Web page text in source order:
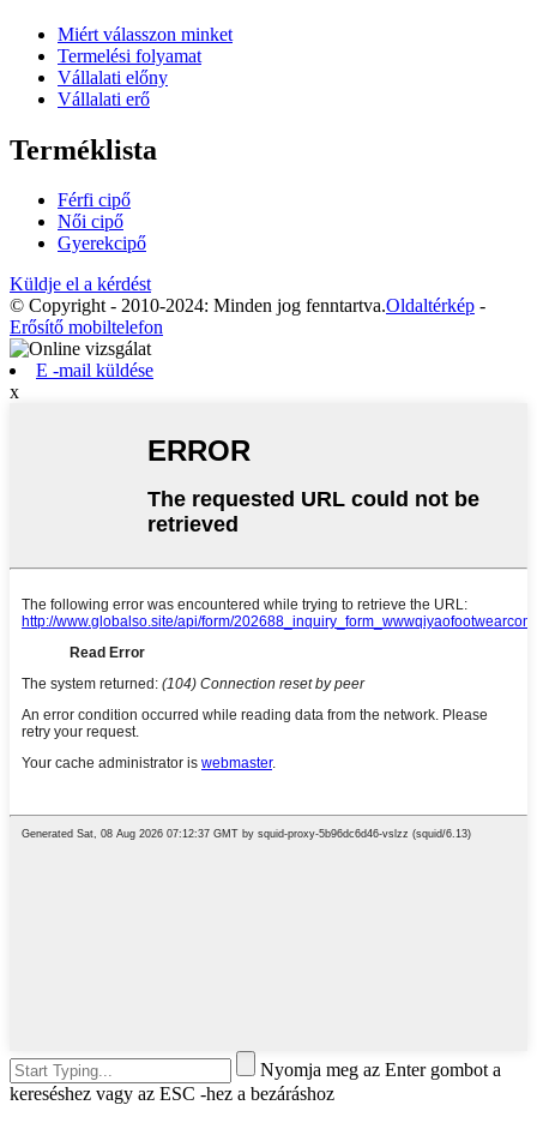
Miért válasszon minket
Termelési folyamat
Vállalati előny
Vállalati erő
Terméklista
Férfi cipő
Női cipő
Gyerekcipő
Küldje el a kérdést
© Copyright - 2010-2024: Minden jog fenntartva.Oldaltérkép -
Erősítő mobiltelefon
E -mail küldése
x
Nyomja meg az Enter gombot a
kereséshez vagy az ESC -hez a bezáráshoz